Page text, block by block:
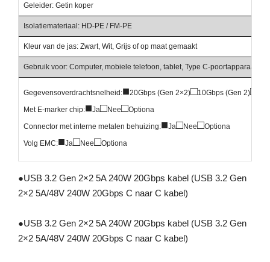
Geleider: Getin koper
Isolatiemateriaal: HD-PE / FM-PE
Kleur van de jas: Zwart, Wit, Grijs of op maat gemaakt
Gebruik voor: Computer, mobiele telefoon, tablet, Type C-poortapparaat,
Gegevensoverdrachtsnelheid:■20Gbps (Gen 2×2)□10Gbps (Gen 2)□
Met E-marker chip:■Ja□Nee□Optiona
Connector met interne metalen behuizing:■Ja□Nee□Optiona
Volg EMC:■Ja□Nee□Optiona
●USB 3.2 Gen 2×2 5A 240W 20Gbps kabel (USB 3.2 Gen
2×2 5A/48V 240W 20Gbps C naar C kabel)
●USB 3.2 Gen 2×2 5A 240W 20Gbps kabel (USB 3.2 Gen
2×2 5A/48V 240W 20Gbps C naar C kabel)